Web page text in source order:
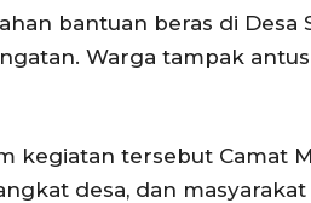
bantuan beras di
Warga tampak
kegiatan tersebut Camat
desa, dan